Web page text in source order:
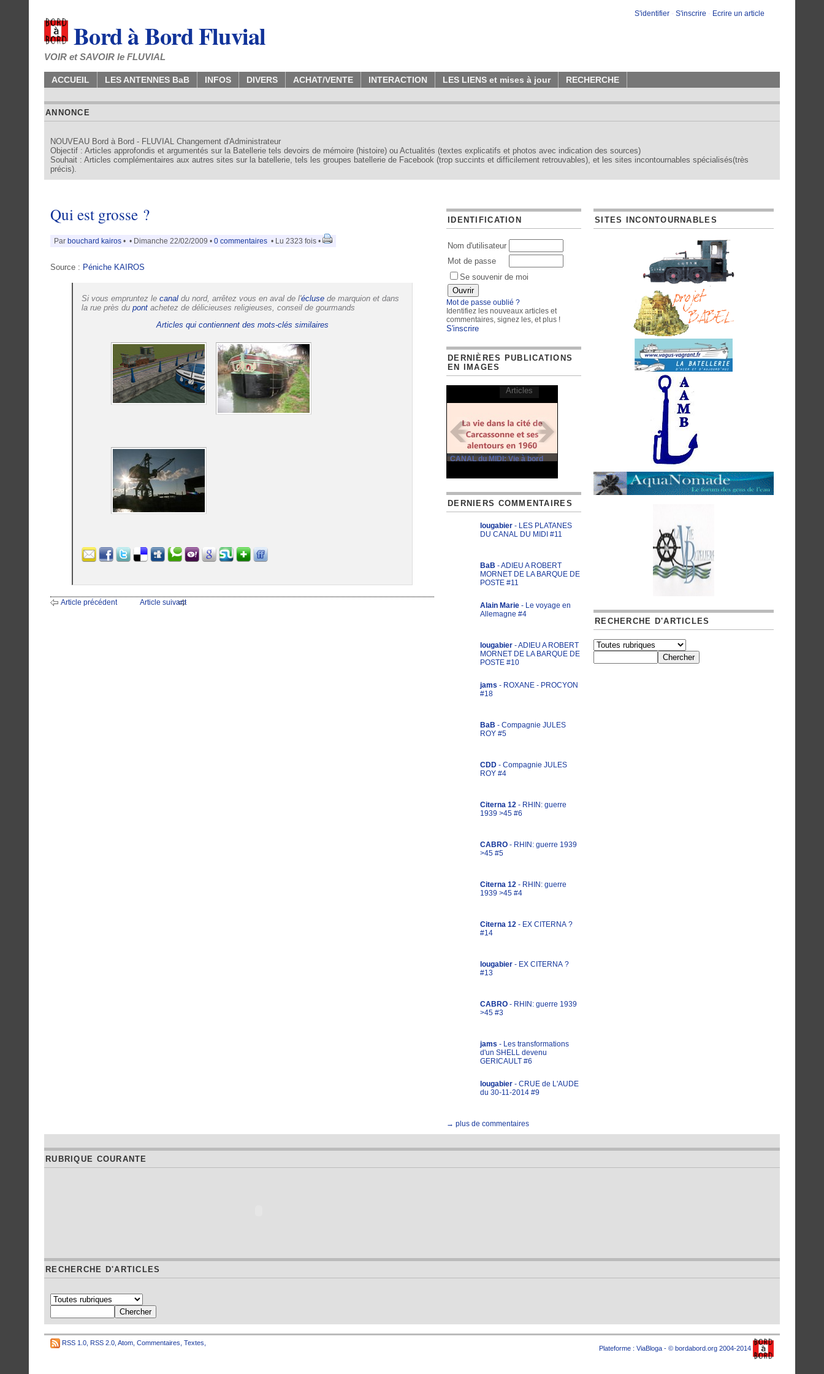
S'identifier - S'inscrire - Ecrire un article
Bord à Bord Fluvial
VOIR et SAVOIR le FLUVIAL
ACCUEIL LES ANTENNES BaB INFOS DIVERS ACHAT/VENTE INTERACTION LES LIENS et mises à jour RECHERCHE
ANNONCE
NOUVEAU Bord à Bord - FLUVIAL Changement d'Administrateur
Objectif : Articles approfondis et argumentés sur la Batellerie tels devoirs de mémoire (histoire) ou Actualités (textes explicatifs et photos avec indication des sources)
Souhait : Articles complémentaires aux autres sites sur la batellerie, tels les groupes batellerie de Facebook (trop succints et difficilement retrouvables), et les sites incontournables spécialisés(très
précis).
Qui est grosse ?
Par bouchard kairos • • Dimanche 22/02/2009 • 0 commentaires • Lu 2323 fois •
Source : Péniche KAIROS
Si vous empruntez le canal du nord, arrêtez vous en aval de l'écluse de marquion et dans
la rue près du pont achetez de délicieuses religieuses, conseil de gourmands
Articles qui contiennent des mots-clés similaires
Article précédent Article suivant
IDENTIFICATION
Nom d'utilisateur
Mot de passe
Se souvenir de moi
Mot de passe oublié ?
Identifiez les nouveaux articles et
commentaires, signez les, et plus !
S'inscrire
DERNIÈRES PUBLICATIONS
EN IMAGES
CANAL du MIDI: Vie à bord
Articles
DERNIERS COMMENTAIRES
lougabier - LES PLATANES
DU CANAL DU MIDI #11
BaB - ADIEU A ROBERT
MORNET DE LA BARQUE DE
POSTE #11
Alain Marie - Le voyage en
Allemagne #4
lougabier - ADIEU A ROBERT
MORNET DE LA BARQUE DE
POSTE #10
jams - ROXANE - PROCYON
#18
BaB - Compagnie JULES
ROY #5
CDD - Compagnie JULES
ROY #4
Citerna 12 - RHIN: guerre
1939 >45 #6
CABRO - RHIN: guerre 1939
>45 #5
Citerna 12 - RHIN: guerre
1939 >45 #4
Citerna 12 - EX CITERNA ?
#14
lougabier - EX CITERNA ?
#13
CABRO - RHIN: guerre 1939
>45 #3
jams - Les transformations
d'un SHELL devenu
GERICAULT #6
lougabier - CRUE de L'AUDE
du 30-11-2014 #9
→ plus de commentaires
SITES INCONTOURNABLES
RECHERCHE D'ARTICLES
RUBRIQUE COURANTE
RECHERCHE D'ARTICLES
RSS 1.0 RSS 2.0 Atom Commentaires Textes
Plateforme : ViaBloga - © bordabord.org 2004-2014